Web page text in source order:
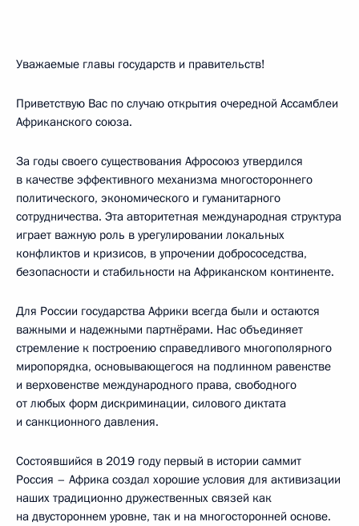
Уважаемые главы государств и правительств!
Приветствую Вас по случаю открытия очередной Ассамблеи
Африканского союза.
За годы своего существования Афросоюз утвердился
в качестве эффективного механизма многостороннего
политического, экономического и гуманитарного
сотрудничества. Эта авторитетная международная структура
играет важную роль в урегулировании локальных
конфликтов и кризисов, в упрочении добрососедства,
безопасности и стабильности на Африканском континенте.
Для России государства Африки всегда были и остаются
важными и надежными партнёрами. Нас объединяет
стремление к построению справедливого многополярного
миропорядка, основывающегося на подлинном равенстве
и верховенстве международного права, свободного
от любых форм дискриминации, силового диктата
и санкционного давления.
Состоявшийся в 2019 году первый в истории саммит
Россия – Африка создал хорошие условия для активизации
наших традиционно дружественных связей как
на двустороннем уровне, так и на многосторонней основе.